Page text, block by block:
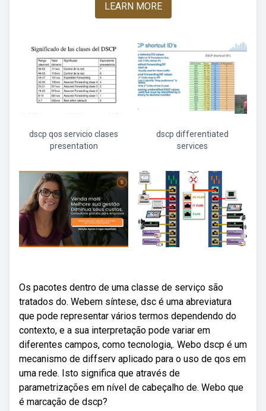
LEARN MORE
dscp qos servicio clases
presentation
dscp differentiated
services
Os pacotes dentro de uma classe de serviço são
tratados do. Webem síntese, dsc é uma abreviatura
que pode representar vários termos dependendo do
contexto, e a sua interpretação pode variar em
diferentes campos, como tecnologia,. Webo dscp é um
mecanismo de diffserv aplicado para o uso de qos em
uma rede. Isto significa que através de
parametrizações em nível de cabeçalho de. Webo que
é marcação de dscp?